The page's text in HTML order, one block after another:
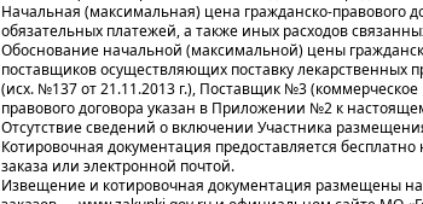
Начальная (максимальная) цена гражданско-правового
обязательных платежей, а также иных расходов
Обоснование начальной (максимальной) цены
поставщиков осуществляющих поставку
(исх. №137 от 21.11.2013 г.), Поставщик №3
правового договора указан в Приложении №2 к
Отсутствие сведений о включении Участника
Котировочная документация предоставляется
заказа или электронной почтой.
Извещение и котировочная документация размещены